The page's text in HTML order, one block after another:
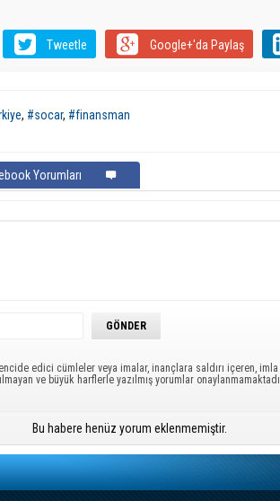
Tweetle Google+'da Paylaş
, #socar, #finansman
Yorumları
edici cümleler veya imalar, inançlara saldırı içeren, imla
ve büyük harflerle yazılmış yorumlar
Bu habere henüz yorum eklenmemiştir.